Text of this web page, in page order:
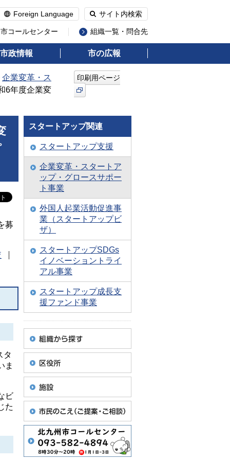
Foreign Language サイト内検索
コールセンター 組織一覧・問合先
市政情報 市の広報
企業変革・ス
6年度企業変
印刷用ページ
募
タ
ま
ビ
た
スタートアップ関連
スタートアップ支援
企業変革・スタートア
ップ・グロースサポー
ト事業
外国人起業活動促進事
業（スタートアップビ
ザ）
スタートアップSDGs
イノベーショントライ
アル事業
スタートアップ成長支
援ファンド事業